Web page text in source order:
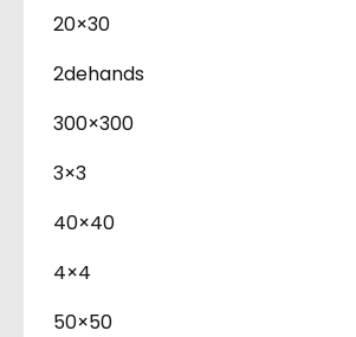
20×30
2dehands
300×300
3×3
40×40
4×4
50×50